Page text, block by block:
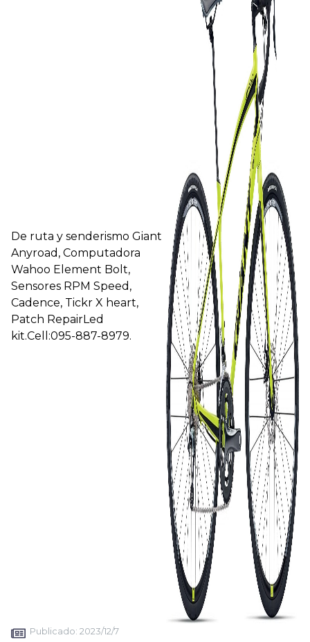
De ruta y senderismo Giant
Anyroad, Computadora
Wahoo Element Bolt,
Sensores RPM Speed,
Cadence, Tickr X heart,
Patch RepairLed
kit.Cell:095-887-8979.
Publicado: 2023/12/7